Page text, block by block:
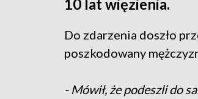
10 lat więzienia.
Do zdarzenia doszło
poszkodowany
- Mówił, że podeszli do